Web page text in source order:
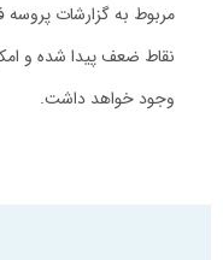
مربوط به گزارشات پروسه
نقاط ضعف پیدا شده و
وجود خواهد داشت.